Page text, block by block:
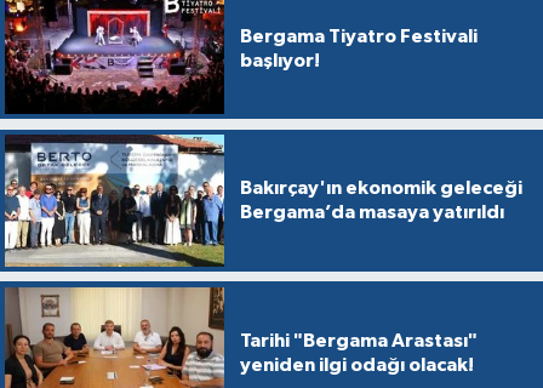
Bergama Tiyatro Festivali
başlıyor!
Bakırçay'ın ekonomik geleceği
Bergama’da masaya yatırıldı
Tarihi "Bergama Arastası"
yeniden ilgi odağı olacak!